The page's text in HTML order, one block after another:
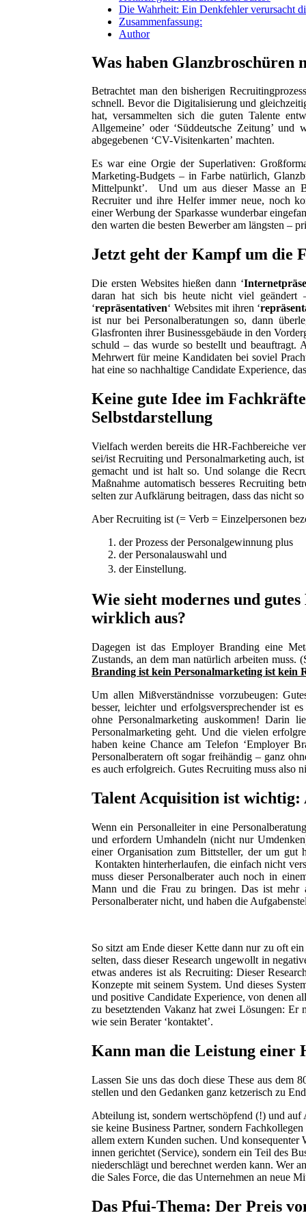
Die Wahrheit: Ein Denkfehler verursacht
Zusammenfassung:
Author
Was haben Glanzbroschüren
Betrachtet man den bisherigen
schnell. Bevor die Digitalisierung und
hat, versammelten sich die guten Talente
Allgemeine’ oder ‘Süddeutsche Zeitung’
abgegebenen ‘CV-Visitenkarten’ machten.
Es war eine Orgie der Superlativen:
Marketing-Budgets – in Farbe natürlich,
Mittelpunkt’. Und um aus dieser Masse an
Recruiter und ihre Helfer immer neue, noch
einer Werbung der Sparkasse wunderbar
den warten die besten Bewerber am längsten –
Jetzt geht der Kampf um die
Die ersten Websites hießen dann ‘
daran hat sich bis heute nicht viel geändert
‘repräsentativen‘ Websites mit ihren ‘
ist nur bei Personalberatungen so, dann
Glasfronten ihrer Businessgebäude in den
schuld – das wurde so bestellt und beauftragt.
Mehrwert für meine Kandidaten bei soviel
hat eine so nachhaltige Candidate Experience,
Keine gute Idee im
Selbstdarstellung
Vielfach werden bereits die HR-Fachbereiche
sei/ist Recruiting und Personalmarketing auch,
gemacht und ist halt so. Und solange die
Maßnahme automatisch besseres Recruiting
selten zur Aufklärung beitragen, dass das nicht
Aber Recruiting ist (= Verb = Einzelpersonen
der Prozess der Personalgewinnung plus
der Personalauswahl und
der Einstellung.
Wie sieht modernes und
wirklich aus?
Dagegen ist das Employer Branding eine
Zustands, an dem man natürlich arbeiten
Branding ist kein Personalmarketing ist kein
Um allen Mißverständnisse vorzubeugen:
besser, leichter und erfolgsversprechender ist
ohne Personalmarketing auskommen! Darin
Personalmarketing geht. Und die vielen
haben keine Chance am Telefon ‘Employer
Personalberatern oft sogar freihändig – ganz
es auch erfolgreich. Gutes Recruiting muss also
Talent Acquisition ist wichtig:
Wenn ein Personalleiter in eine
und erfordern Umhandeln (nicht nur
einer Organisation zum Bittsteller, der um gut
Kontakten hinterherlaufen, die einfach nicht
muss dieser Personalberater auch noch in
Mann und die Frau zu bringen. Das ist mehr
Personalberater nicht, und haben die
So sitzt am Ende dieser Kette dann nur zu oft
selten, dass dieser Research ungewollt in
etwas anderes ist als Recruiting: Dieser
Konzepte mit seinem System. Und dieses
und positive Candidate Experience, von denen
zu besetztenden Vakanz hat zwei Lösungen: Er
wie sein Berater ‘kontaktet’.
Kann man die Leistung einer
Lassen Sie uns das doch diese These aus dem
stellen und den Gedanken ganz ketzerisch zu
Abteilung ist, sondern wertschöpfend (!) und
sie keine Business Partner, sondern
allem extern Kunden suchen. Und konsequenter
innen gerichtet (Service), sondern ein Teil des
niederschlägt und berechnet werden kann. Wer
die Sales Force, die das Unternehmen an neue
Das Pfui-Thema: Der Preis